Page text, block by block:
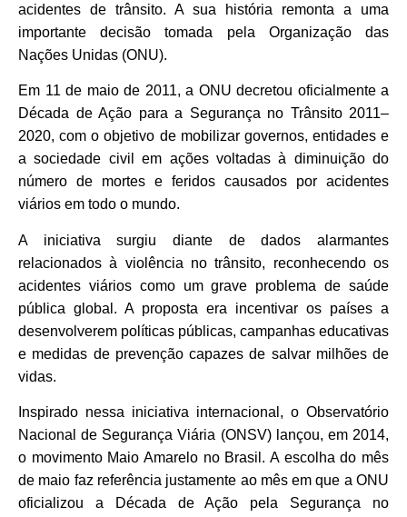
acidentes de trânsito. A sua história remonta a uma
importante decisão tomada pela Organização das
Nações Unidas (ONU).
Em 11 de maio de 2011, a ONU decretou oficialmente a
Década de Ação para a Segurança no Trânsito 2011–
2020, com o objetivo de mobilizar governos, entidades e
a sociedade civil em ações voltadas à diminuição do
número de mortes e feridos causados por acidentes
viários em todo o mundo.
A iniciativa surgiu diante de dados alarmantes
relacionados à violência no trânsito, reconhecendo os
acidentes viários como um grave problema de saúde
pública global. A proposta era incentivar os países a
desenvolverem políticas públicas, campanhas educativas
e medidas de prevenção capazes de salvar milhões de
vidas.
Inspirado nessa iniciativa internacional, o Observatório
Nacional de Segurança Viária (ONSV) lançou, em 2014,
o movimento Maio Amarelo no Brasil. A escolha do mês
de maio faz referência justamente ao mês em que a ONU
oficializou a Década de Ação pela Segurança no